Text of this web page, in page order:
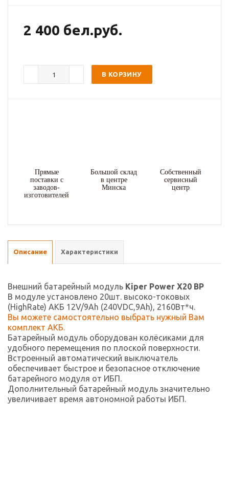
2 400 бел.руб.
В КОРЗИНУ
Прямые
поставки с
заводов-
изготовителей
Большой склад
в центре
Минска
Собственный
сервисный
центр
Описание Характеристики
Внешний батарейный модуль Kiper Power X20 BP
В модуле установлено 20шт. высоко-токовых
(HighRate) АКБ 12V/9Ah (240VDC,9Ah), 2160Вт*ч.
Вы можете самостоятельно выбрать нужный Вам
комплект АКБ.
Батарейный модуль оборудован колёсиками для
удобного перемещения по плоской поверхности.
Встроенный автоматический выключатель
обеспечивает быстрое и безопасное отключение
батарейного модуля от ИБП.
Дополнительный батарейный модуль значительно
увеличивает время автономной работы ИБП.